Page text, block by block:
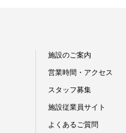
施設のご案内
営業時間・アクセス
スタッフ募集
施設従業員サイト
よくあるご質問